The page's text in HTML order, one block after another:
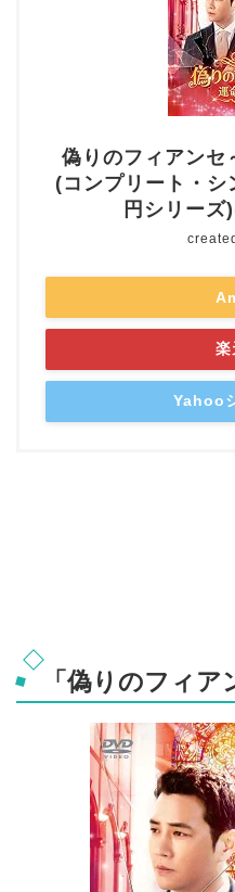
偽りのフィアンセ
(コンプリート・
円シリーズ
楽
Yahoo
「偽りのフィ